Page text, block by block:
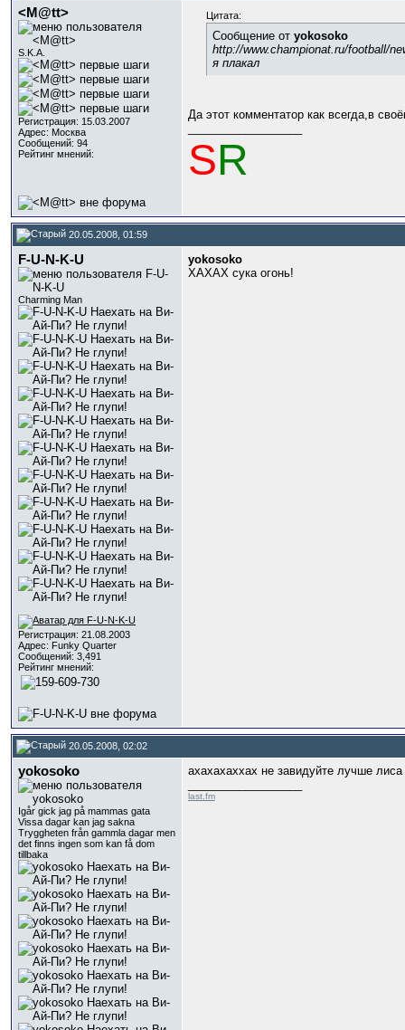
<M@tt>
S.K.A.
Регистрация: 15.03.2007
Адрес: Москва
Сообщений: 94
Рейтинг мнений:
Цитата:
Сообщение от yokosoko
http://www.championat.ru/football/
я плакал
Да этот комментатор как всегда,в
SR
20.05.2008, 01:59
F-U-N-K-U
Charming Man
Регистрация: 21.08.2003
Адрес: Funky Quarter
Сообщений: 3,491
Рейтинг мнений:
yokosoko
ХАХАХ сука огонь!
20.05.2008, 02:02
yokosoko
Igår gick jag på mammas gata
Vissa dagar kan jag sakna
Tryggheten från gammla dagar men
det finns ingen som kan få dom
tillbaka
ахахахаххах не завидуйте лучше
last.fm